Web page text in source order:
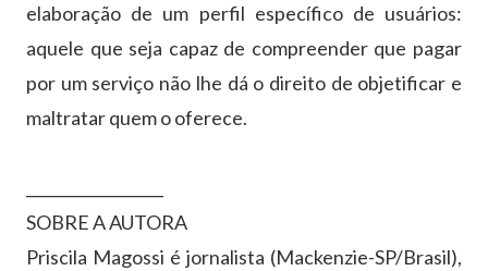
elaboração de um perfil específico de usuários:
aquele que seja capaz de compreender que pagar
por um serviço não lhe dá o direito de objetificar e
maltratar quem o oferece.
SOBRE A AUTORA
Priscila Magossi é jornalista (Mackenzie-SP/Brasil),